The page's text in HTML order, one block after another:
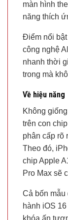
màn hình
năng thích
Điểm nổi bật
công nghệ
nhanh thời
trong mà
Về hiệu năng
Không
trên con
phân cấp rõ
Theo đó,
chip Apple
Pro Max sẽ
Cả bốn mẫu
hành iOS
khóa ấn